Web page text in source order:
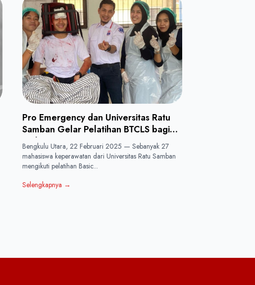
Pro Emergency dan Universitas Ratu
Samban Gelar Pelatihan BTCLS bagi
Mahasiswa Keperawatan
Bengkulu Utara, 22 Februari 2025 — Sebanyak 27
mahasiswa keperawatan dari Universitas Ratu Samban
mengikuti pelatihan Basic...
Selengkapnya →